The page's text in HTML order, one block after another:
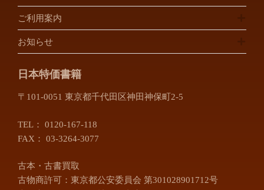
ご利用案内
お知らせ
日本特価書籍
〒101-0051 東京都千代田区神田神保町2-5
TEL： 0120-167-118
FAX： 03-3264-3077
古本・古書買取
古物商許可：東京都公安委員会 第301028901712号